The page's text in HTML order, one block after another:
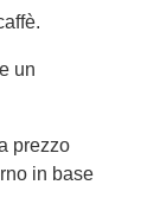
un
prezzo
in base